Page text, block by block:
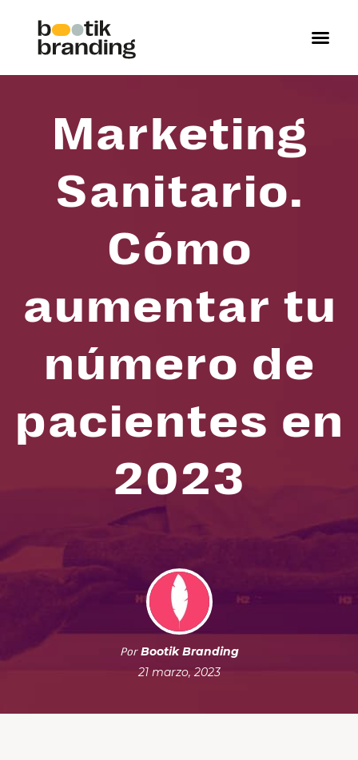
Marketing
Sanitario.
Cómo
aumentar tu
número de
pacientes en
2023
PorBootik Branding
21 marzo, 2023